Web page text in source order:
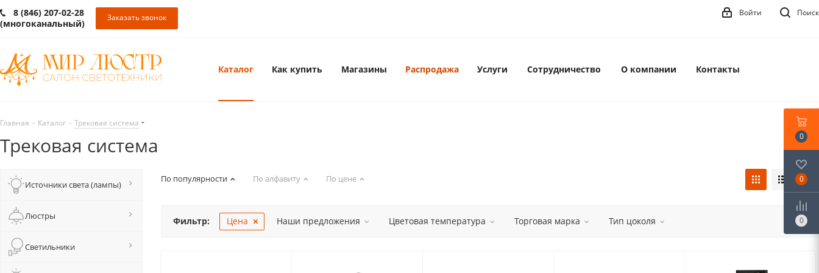
8 (846) 207-02-28
(многоканальный)
Заказать звонок Поиск
Войти
Каталог Как купить Магазины Распродажа Услуги Сотрудничество О компании Контакты
Главная - Каталог - Трековая система
Трековая система
По популярности По алфавиту По цене
Фильтр: Цена Наши предложения Цветовая температура Торговая марка Тип цоколя
Источники света (лампы)
Люстры
Светильники
0
0
0